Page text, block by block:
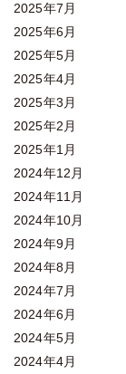
2025年7月
2025年6月
2025年5月
2025年4月
2025年3月
2025年2月
2025年1月
2024年12月
2024年11月
2024年10月
2024年9月
2024年8月
2024年7月
2024年6月
2024年5月
2024年4月